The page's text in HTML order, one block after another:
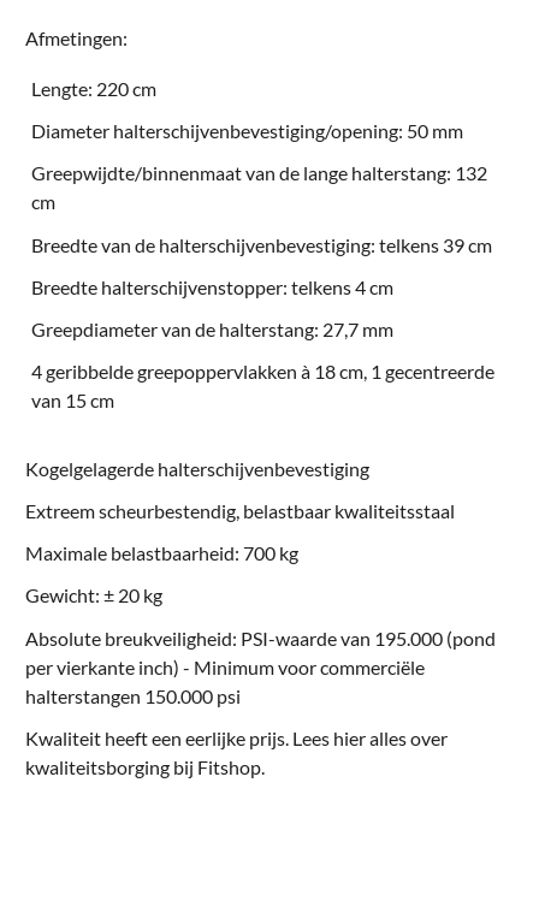
Afmetingen:
Lengte: 220 cm
Diameter halterschijvenbevestiging/opening: 50 mm
Greepwijdte/binnenmaat van de lange halterstang: 132
cm
Breedte van de halterschijvenbevestiging: telkens 39 cm
Breedte halterschijvenstopper: telkens 4 cm
Greepdiameter van de halterstang: 27,7 mm
4 geribbelde greepoppervlakken à 18 cm, 1 gecentreerde
van 15 cm
Kogelgelagerde halterschijvenbevestiging
Extreem scheurbestendig, belastbaar kwaliteitsstaal
Maximale belastbaarheid: 700 kg
Gewicht: ± 20 kg
Absolute breukveiligheid: PSI-waarde van 195.000 (pond
per vierkante inch) - Minimum voor commerciële
halterstangen 150.000 psi
Kwaliteit heeft een eerlijke prijs. Lees hier alles over
kwaliteitsborging bij Fitshop.